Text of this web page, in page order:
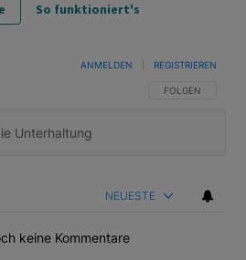
So funktioniert's
FOLGE DIESER
FOLGEN
ANMELDEN REGISTRIEREN
NEUESTE
keine Kommentare